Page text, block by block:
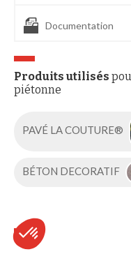
Documentation
Produits utilisés
piétonne
PAVÉ LA COUTURE®
BÉTON DECORATIF